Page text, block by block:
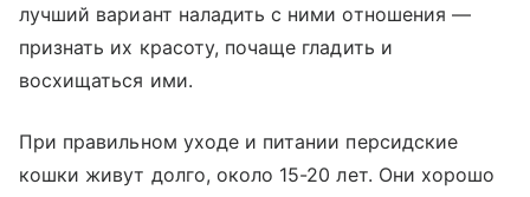
лучший вариант наладить с ними отношения —
признать их красоту, почаще гладить и
восхищаться ими.
При правильном уходе и питании персидские
кошки живут долго, около 15-20 лет. Они хорошо